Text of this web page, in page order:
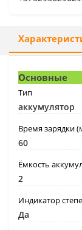
Основные
Тип
аккумулятор
Время зарядки
60
Ёмкость
2
Индикатор
Да